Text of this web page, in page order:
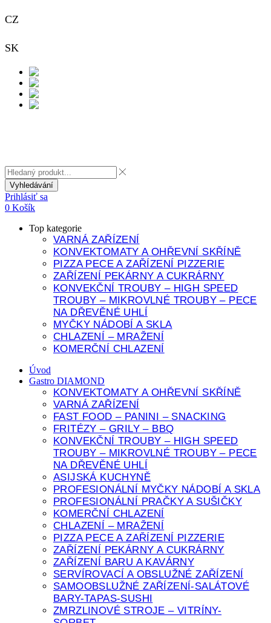
CZ
SK
Vyhledávání
Prihlásiť sa
0 Košík
Top kategorie
VARNÁ ZAŘÍZENÍ
KONVEKTOMATY A OHŘEVNÍ SKŘÍNĚ
PIZZA PECE A ZAŘÍZENÍ PIZZERIE
ZAŘÍZENÍ PEKÁRNY A CUKRÁRNY
KONVEKČNÍ TROUBY – HIGH SPEED
TROUBY – MIKROVLNÉ TROUBY – PECE
NA DŘEVĚNÉ UHLÍ
MYČKY NÁDOBÍ A SKLA
CHLAZENÍ – MRAŽENÍ
KOMERČNÍ CHLAZENÍ
Úvod
Gastro DIAMOND
KONVEKTOMATY A OHŘEVNÍ SKŘÍNĚ
VARNÁ ZAŘÍZENÍ
FAST FOOD – PANINI – SNACKING
FRITÉZY – GRILY – BBQ
KONVEKČNÍ TROUBY – HIGH SPEED
TROUBY – MIKROVLNÉ TROUBY – PECE
NA DŘEVĚNÉ UHLÍ
ASIJSKÁ KUCHYNĚ
PROFESIONÁLNÍ MYČKY NÁDOBÍ A SKLA
PROFESIONÁLNÍ PRAČKY A SUŠIČKY
KOMERČNÍ CHLAZENÍ
CHLAZENÍ – MRAŽENÍ
PIZZA PECE A ZAŘÍZENÍ PIZZERIE
ZAŘÍZENÍ PEKÁRNY A CUKRÁRNY
ZAŘÍZENÍ BARU A KAVÁRNY
SERVÍROVACÍ A OBSLUŽNÉ ZAŘÍZENÍ
SAMOOBSLUŽNÉ ZAŘÍZENÍ-SALÁTOVÉ
BARY-TAPAS-SUSHI
ZMRZLINOVÉ STROJE – VITRÍNY-